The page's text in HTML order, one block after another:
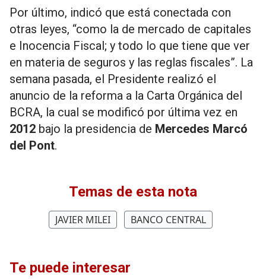
Por último, indicó que está conectada con
otras leyes, “como la de mercado de capitales
e Inocencia Fiscal; y todo lo que tiene que ver
en materia de seguros y las reglas fiscales”. La
semana pasada, el Presidente realizó el
anuncio de la reforma a la Carta Orgánica del
BCRA, la cual se modificó por última vez en
2012 bajo la presidencia de Mercedes Marcó
del Pont.
Temas de esta nota
JAVIER MILEI BANCO CENTRAL
Te puede interesar